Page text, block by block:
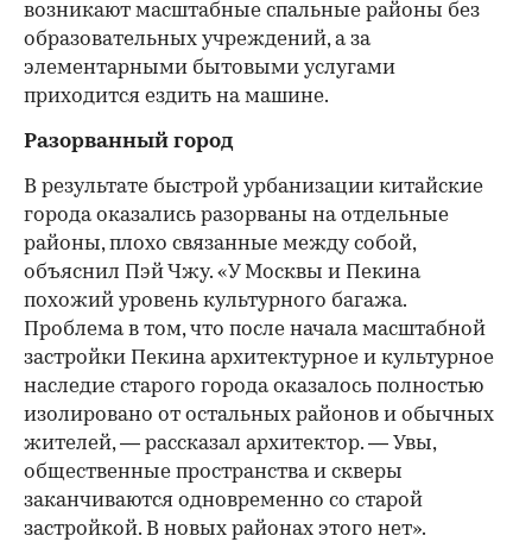
возникают масштабные спальные районы без
образовательных учреждений, а за
элементарными бытовыми услугами
приходится ездить на машине.
Разорванный город
В результате быстрой урбанизации китайские
города оказались разорваны на отдельные
районы, плохо связанные между собой,
объяснил Пэй Чжу. «У Москвы и Пекина
похожий уровень культурного багажа.
Проблема в том, что после начала масштабной
застройки Пекина архитектурное и культурное
наследие старого города оказалось полностью
изолировано от остальных районов и обычных
жителей, — рассказал архитектор. — Увы,
общественные пространства и скверы
заканчиваются одновременно со старой
застройкой. В новых районах этого нет».